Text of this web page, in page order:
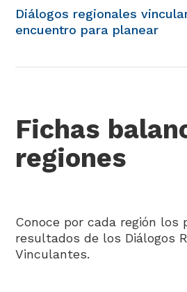
Así fueron los
RegionesActualmente
Diálogos regionales
encuentro para planear
Fichas
regiones
Conoce por cada región los
resultados de los Diálogos
Vinculantes.